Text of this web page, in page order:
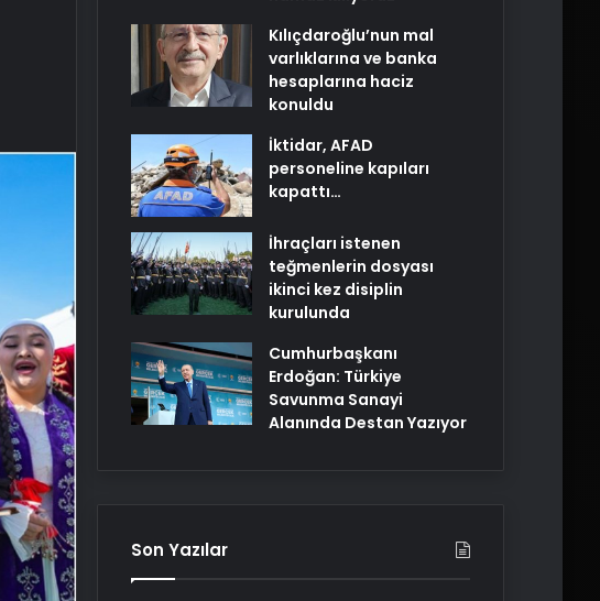
Kılıçdaroğlu’nun mal
varlıklarına ve banka
hesaplarına haciz
konuldu
İktidar, AFAD
personeline kapıları
kapattı…
İhraçları istenen
teğmenlerin dosyası
ikinci kez disiplin
kurulunda
Cumhurbaşkanı
Erdoğan: Türkiye
Savunma Sanayi
Alanında Destan Yazıyor
Son Yazılar